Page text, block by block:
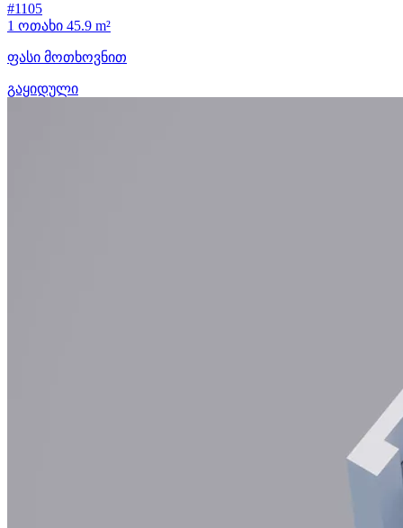
#1105
1 ოთახი 45.9 m²
ფასი მოთხოვნით
გაყიდული